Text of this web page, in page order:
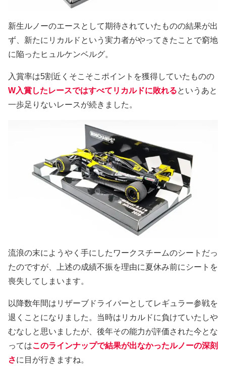
新生ルノーのエースとして期待されていたものの結果が出
ず、新たにリカルドという実力者がやってきたことで窮地
に陥ったヒュルケンベルグ。
入賞率は5割近くそこそこポイントを獲得していたものの
W入賞したレースではすべてリカルドに敗れるというあと
一歩足りないレースが続きました。
流浪の末にようやく手にしたワークスチームのシートだっ
たのですが、上述の成績不振を理由に夏休み前にシートを
喪失してしまいます。
以降数年間はリザーブドライバーとしてレギュラー参戦を
退くことになりました。当時はリカルドに負けていたしや
むなしと思いましたが、後年その能力が評価された今とな
ってはこのラインナップで結果が出なかったルノーの深刻
さに目が行きますね。